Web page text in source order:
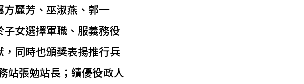
麗芳、巫淑燕、郭一
女選擇軍職、服義務役
同時也頒獎表揚推行兵
站張勉站長；績優役政人